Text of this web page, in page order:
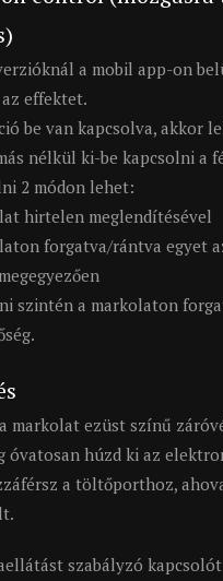
a mobil app-on
effektet.
be van kapcsolva, akkor
nélkül ki-be kapcsolni a
2 módon lehet:
hirtelen meglendítésével
forgatva/rántva egyet
szintén a markolaton
markolat ezüst színű
óvatosan húzd ki az
a töltőporthoz,
szabályzó